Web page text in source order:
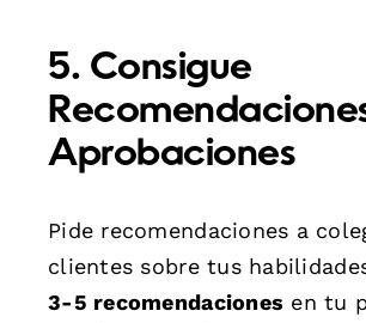
5. Consigue
Aprobaciones
Pide recomendaciones a
clientes sobre tus
3-5 recomendaciones en tu